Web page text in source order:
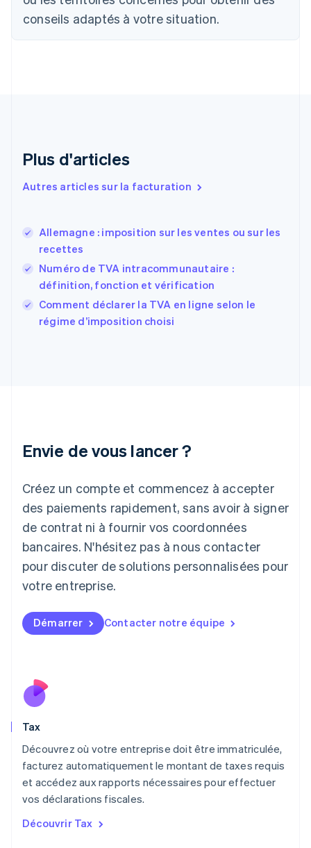
conseils adaptés à votre situation.
Plus d'articles
Autres articles sur la facturation
Allemagne : imposition sur les ventes ou sur les
recettes
Numéro de TVA intracommunautaire :
définition, fonction et vérification
Comment déclarer la TVA en ligne selon le
régime d’imposition choisi
Envie de vous lancer ?
Créez un compte et commencez à accepter
des paiements rapidement, sans avoir à signer
de contrat ni à fournir vos coordonnées
bancaires. N'hésitez pas à nous contacter
pour discuter de solutions personnalisées pour
votre entreprise.
Démarrer Contacter notre équipe
Tax
Découvrez où votre entreprise doit être immatriculée,
facturez automatiquement le montant de taxes requis
et accédez aux rapports nécessaires pour effectuer
vos déclarations fiscales.
Découvrir Tax
English Français
Chine continentale
English
Espagne
États-Unis
EnglishEspañol
Finlande
English Svenska
FrançaisEnglish
Gibraltar
English
Italie
Japon
日本語
Lettonie
English
Liechtenstein
DeutschEnglish
English
FrançaisDeutschEnglish
Malaisie
Mexique
Español
Nouvelle-Zélande
Pays-Bas
NederlandsEnglish
Pologne
Portugal